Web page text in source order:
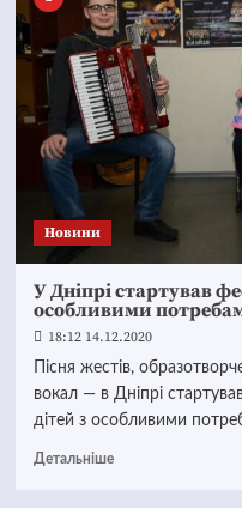
Новини
У Дніпрі стартував
особливими
18:12 14.12.2020
Пісня жестів,
вокал — в Дніпрі
дітей з особливими
Детальніше